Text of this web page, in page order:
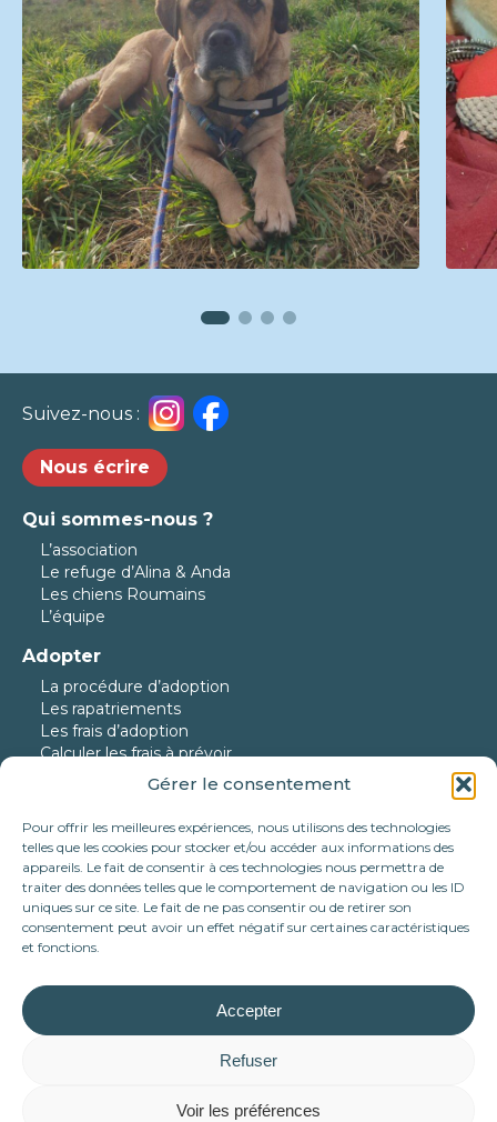
Gérer le consentement
Pour offrir les meilleures expériences, nous utilisons des technologies
telles que les cookies pour stocker et/ou accéder aux informations des
appareils. Le fait de consentir à ces technologies nous permettra de
traiter des données telles que le comportement de navigation ou les ID
uniques sur ce site. Le fait de ne pas consentir ou de retirer son
consentement peut avoir un effet négatif sur certaines caractéristiques
et fonctions.
Accepter
Refuser
Voir les préférences
Suivez-nous :
Nous écrire
Qui sommes-nous ?
L’association
Le refuge d’Alina & Anda
Les chiens Roumains
L’équipe
Adopter
La procédure d’adoption
Les rapatriements
Les frais d’adoption
Calculer les frais à prévoir
Nos protégés
Nos chiens à l’adoption
Nos chats à l’adoption
Nos chiens en urgence
Nos adoptés
Nous aider
Parrainer
Devenir famille d’accueil